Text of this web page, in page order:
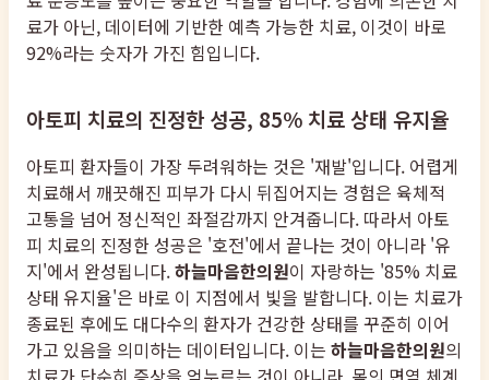
료가 아닌, 데이터에 기반한 예측 가능한 치료, 이것이 바로
92%라는 숫자가 가진 힘입니다.
아토피 치료의 진정한 성공, 85% 치료 상태 유지율
아토피 환자들이 가장 두려워하는 것은 '재발'입니다. 어렵게
치료해서 깨끗해진 피부가 다시 뒤집어지는 경험은 육체적
고통을 넘어 정신적인 좌절감까지 안겨줍니다. 따라서 아토
피 치료의 진정한 성공은 '호전'에서 끝나는 것이 아니라 '유
지'에서 완성됩니다.하늘마음한의원이 자랑하는 '85% 치료
상태 유지율'은 바로 이 지점에서 빛을 발합니다. 이는 치료가
종료된 후에도 대다수의 환자가 건강한 상태를 꾸준히 이어
가고 있음을 의미하는 데이터입니다. 이는 하늘마음한의원의